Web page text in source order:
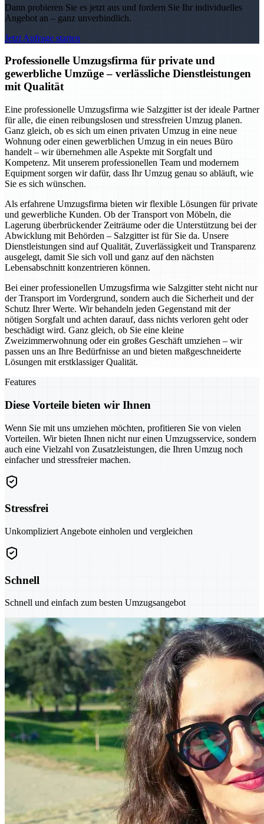
Dann probieren Sie es jetzt aus und fordern Sie Ihr individuelles
Angebot an – ganz unverbindlich.
Jetzt Anfrage starten
Professionelle Umzugsfirma für private und
gewerbliche Umzüge – verlässliche Dienstleistungen
mit Qualität
Eine professionelle Umzugsfirma wie Salzgitter ist der ideale Partner
für alle, die einen reibungslosen und stressfreien Umzug planen.
Ganz gleich, ob es sich um einen privaten Umzug in eine neue
Wohnung oder einen gewerblichen Umzug in ein neues Büro
handelt – wir übernehmen alle Aspekte mit Sorgfalt und
Kompetenz. Mit unserem professionellen Team und modernem
Equipment sorgen wir dafür, dass Ihr Umzug genau so abläuft, wie
Sie es sich wünschen.
Als erfahrene Umzugsfirma bieten wir flexible Lösungen für private
und gewerbliche Kunden. Ob der Transport von Möbeln, die
Lagerung überbrückender Zeiträume oder die Unterstützung bei der
Abwicklung mit Behörden – Salzgitter ist für Sie da. Unsere
Dienstleistungen sind auf Qualität, Zuverlässigkeit und Transparenz
ausgelegt, damit Sie sich voll und ganz auf den nächsten
Lebensabschnitt konzentrieren können.
Bei einer professionellen Umzugsfirma wie Salzgitter steht nicht nur
der Transport im Vordergrund, sondern auch die Sicherheit und der
Schutz Ihrer Werte. Wir behandeln jeden Gegenstand mit der
nötigen Sorgfalt und achten darauf, dass nichts verloren geht oder
beschädigt wird. Ganz gleich, ob Sie eine kleine
Zweizimmerwohnung oder ein großes Geschäft umziehen – wir
passen uns an Ihre Bedürfnisse an und bieten maßgeschneiderte
Lösungen mit erstklassiger Qualität.
Features
Diese Vorteile bieten wir Ihnen
Wenn Sie mit uns umziehen möchten, profitieren Sie von vielen
Vorteilen. Wir bieten Ihnen nicht nur einen Umzugsservice, sondern
auch eine Vielzahl von Zusatzleistungen, die Ihren Umzug noch
einfacher und stressfreier machen.
Stressfrei
Unkompliziert Angebote einholen und vergleichen
Schnell
Schnell und einfach zum besten Umzugsangebot